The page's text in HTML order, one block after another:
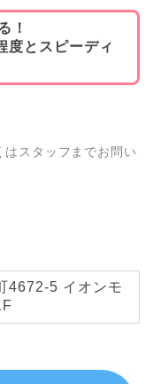
！
度とスピーディ
スタッフまでお問い
4672-5 イオンモ